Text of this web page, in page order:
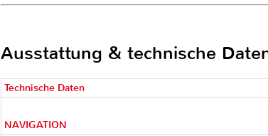
Ausstattung & technische
Technische Daten
NAVIGATION